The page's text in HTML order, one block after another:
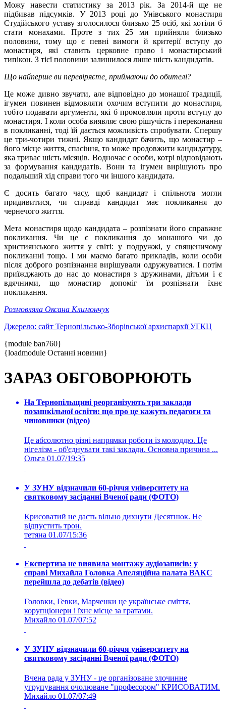
Можу навести статистику за 2013 рік. За 2014-й ще не
підбивав підсумків. У 2013 році до Унівського монастиря
Студійського уставу зголосилося близько 25 осіб, які хотіли б
стати монахами. Проте з тих 25 ми прийняли близько
половини, тому що є певні вимоги й критерії вступу до
монастиря, які ставить церковне право і монастирський
типікон. З тієї половини залишилося лише шість кандидатів.
Що найперше ви перевіряєте, приймаючи до обителі?
Це може дивно звучати, але відповідно до монашої традиції,
ігумен повинен відмовляти охочим вступити до монастиря,
тобто подавати аргументи, які б промовляли проти вступу до
монастиря. І коли особа виявляє свою рішучість і переконання
в покликанні, тоді їй дається можливість спробувати. Спершу
це три-чотири тижні. Якщо кандидат бачить, що монастир –
його місце життя, спасіння, то може продовжити кандидатуру,
яка триває шість місяців. Водночас є особи, котрі відповідають
за формування кандидатів. Вони та ігумен вирішують про
подальший хід справи того чи іншого кандидата.
Є досить багато часу, щоб кандидат і спільнота могли
придивитися, чи справді кандидат має покликання до
чернечого життя.
Мета монастиря щодо кандидата – розпізнати його справжнє
покликання. Чи це є покликання до монашого чи до
християнського життя у світі: у подружжі, у священичому
покликанні тощо. І ми маємо багато прикладів, коли особи
після доброго розпізнання вирішували одружуватися. І потім
приїжджають до нас до монастиря з дружинами, дітьми і є
вдячними, що монастир допоміг їм розпізнати їхнє
покликання.
Розмовляла Оксана Климончук
Джерело: сайт Тернопільсько-Зборівської архиєпархії УГКЦ
{module ban760}
{loadmodule Останні новини}
ЗАРАЗ ОБГОВОРЮЮТЬ
На Тернопільщині реорганізують три заклади
позашкільної освіти: що про це кажуть педагоги та
чиновники (відео)
Це абсолютно різні напрямки роботи із молоддю. Це
нігелізм - об'єднувати такі заклади. Основна причина ...
Ольга 01.07/19:35
У ЗУНУ відзначили 60-річчя університету на
святковому засіданні Вченої ради (ФОТО)
Крисоватий не дасть вільно дихнути Десятнюк. Не
відпустить трон.
тетяна 01.07/15:36
Експертиза не виявила монтажу аудіозаписів: у
справі Михайла Головка Апеляційна палата ВАКС
перейшла до дебатів (відео)
Головки, Гевки, Марченки це українське сміття,
корупціонери і їхнє місце за гратами.
Михайло 01.07/07:52
У ЗУНУ відзначили 60-річчя університету на
святковому засіданні Вченої ради (ФОТО)
Вчена рада у ЗУНУ - це організоване злочинне
угрупування очолюване "професором" КРИСОВАТИМ.
Михайло 01.07/07:49